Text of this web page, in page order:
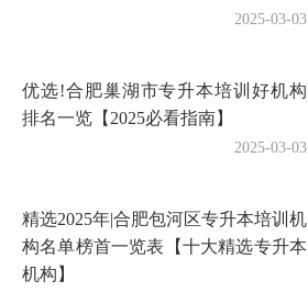
2025-03-03
优选!合肥巢湖市专升本培训好机构
排名一览【2025必看指南】
2025-03-03
精选2025年|合肥包河区专升本培训机
构名单榜首一览表【十大精选专升本
机构】